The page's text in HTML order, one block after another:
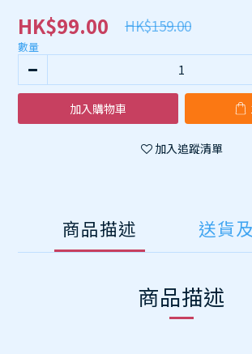
HK$99.00 HK$159.00
數量
加入購物車
加入追蹤清單
商品描述 送貨
商品描述